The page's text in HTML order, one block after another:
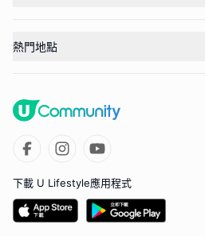
熱門地點
下載 U Lifestyle應用程式